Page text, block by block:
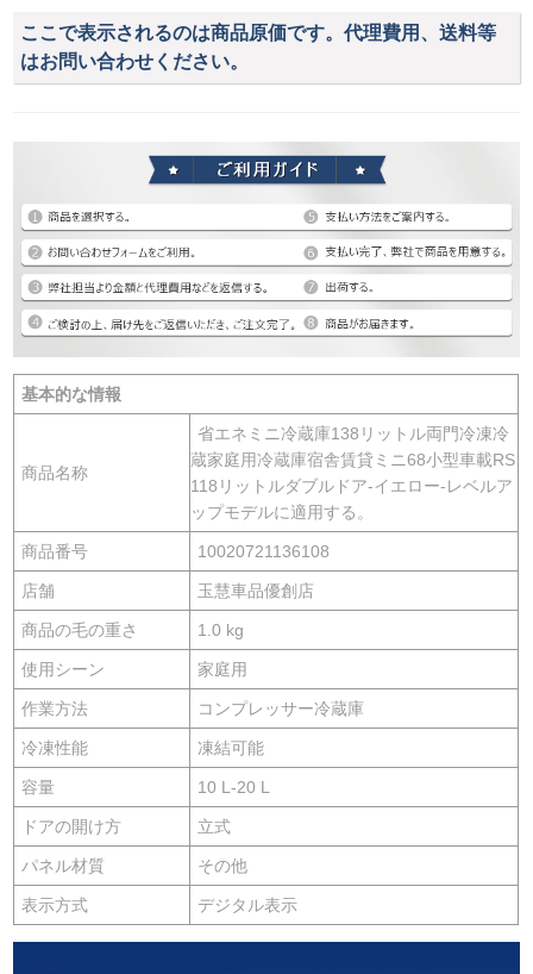
ここで表示されるのは商品原価です。代理費用、送料等
はお問い合わせください。
基本的な情報
商品名称
省エネミニ冷蔵庫138リットル両門冷凍冷
蔵家庭用冷蔵庫宿舎賃貸ミニ68小型車載RS
118リットルダブルドア-イエロー-レベルア
ップモデルに適用する。
商品番号 10020721136108
店舗 玉慧車品優創店
商品の毛の重さ 1.0 kg
使用シーン 家庭用
作業方法 コンプレッサー冷蔵庫
冷凍性能 凍結可能
容量 10 L-20 L
ドアの開け方 立式
パネル材質 その他
表示方式 デジタル表示